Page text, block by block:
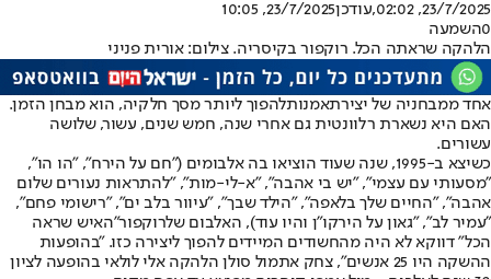
23/7/2025, 02:02
,עודכן23/7/2025, 10:05
0השמעה
הלהקה שראתה הכל. רוקפור בקיסריה. צילום: אורית פניני
אחד ממבחניה של יצירתאמנותלהפוך ליותר מסך חלקיה, הוא מבחן הזמן.
האם היא נשארת רלוונטית גם אחרי שנה, חמש שנים, עשור, שלושה
עשורים.
כשיצא ב-1995, שנה שעוד הוציאו בה אלבומים ("חם על הירח", "הו הו",
"מסעותי עם עצמי", "יש בי אהבה", "א-לי-מות", "להתראות נעורים שלום
אהבה", "החיים שלך בלאפה", "הילד שבך", "עיוור בלב ים", "רישומי פחם",
"עמיר לב", "גאון על הירקו"ן והיו עוד), האלבום שלרוקפור"האיש שראה
הכל" דווקא לא היה מהחשודים המיידים להפוך ליצירה כזו. "בהופעות
ההשקה היו 25 אנשים", צחק אתמול סולן הלהקה אלי לולאי בהופעה לציון